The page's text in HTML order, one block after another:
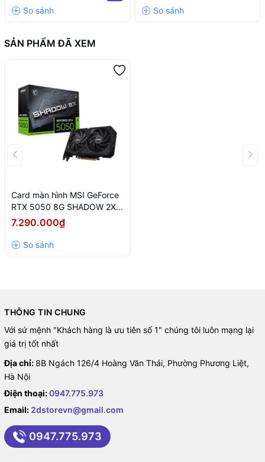
SẢN PHẨM ĐÃ XEM
Card màn hình MSI GeForce
RTX 5050 8G SHADOW 2X
OC
7.290.000₫
THÔNG TIN CHUNG
Với sứ mệnh "Khách hàng là ưu tiên số 1" chúng tôi luôn mạng lại
giá trị tốt nhất
Địa chỉ: 8B Ngách 126/4 Hoàng Văn Thái, Phường Phương Liệt,
Hà Nội
Điện thoại:0947.775.973
Email: 2dstorevn@gmail.com
0947.775.973